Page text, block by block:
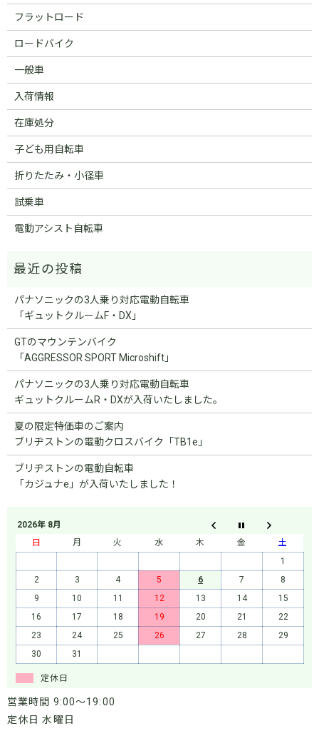
フラットロード
ロードバイク
一般車
入荷情報
在庫処分
子ども用自転車
折りたたみ・小径車
試乗車
電動アシスト自転車
パナソニックの3人乗り対応電動自転車
「ギュットクルームF・DX」
GTのマウンテンバイク
「AGGRESSOR SPORT Microshift」
パナソニックの3人乗り対応電動自転車
ギュットクルームR・DXが入荷いたしました。
夏の限定特価車のご案内
ブリヂストンの電動クロスバイク「TB1e」
ブリヂストンの電動自転車
「カジュナe」が入荷いたしました！
2026年 8月
日
月 火 水 木 金
土
1
2
3 4 5 6 7
8
9
10 11 12 13 14
15
16
17 18 19 20 21
22
23
24 25 26 27 28
29
30
31
定休日
営業時間 9:00～19:00
定休日 水曜日